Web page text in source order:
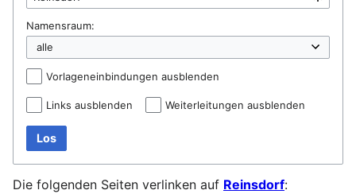
Namensraum:
Vorlageneinbindungen ausblenden
Links ausblenden Weiterleitungen ausblenden
Los
Die folgenden Seiten verlinken auf Reinsdorf: